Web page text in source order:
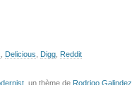
Delicious Digg Reddit
, un thème de Rodrigo Galindez